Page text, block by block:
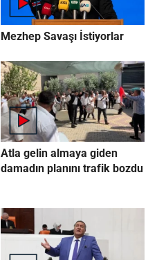
Mezhep Savaşı İstiyorlar
Atla gelin almaya giden
damadın planını trafik bozdu